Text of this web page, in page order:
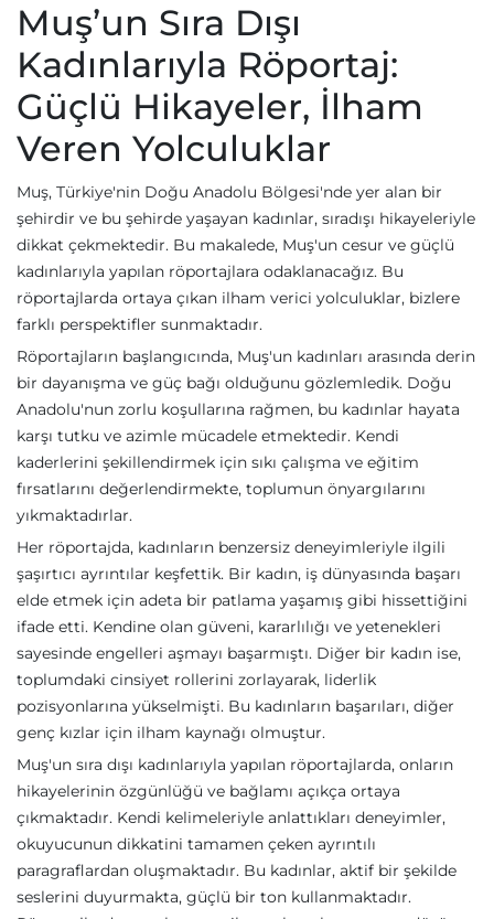
Muş’un Sıra Dışı
Kadınlarıyla Röportaj:
Güçlü Hikayeler, İlham
Veren Yolculuklar
Muş, Türkiye'nin Doğu Anadolu Bölgesi'nde yer alan bir
şehirdir ve bu şehirde yaşayan kadınlar, sıradışı hikayeleriyle
dikkat çekmektedir. Bu makalede, Muş'un cesur ve güçlü
kadınlarıyla yapılan röportajlara odaklanacağız. Bu
röportajlarda ortaya çıkan ilham verici yolculuklar, bizlere
farklı perspektifler sunmaktadır.
Röportajların başlangıcında, Muş'un kadınları arasında derin
bir dayanışma ve güç bağı olduğunu gözlemledik. Doğu
Anadolu'nun zorlu koşullarına rağmen, bu kadınlar hayata
karşı tutku ve azimle mücadele etmektedir. Kendi
kaderlerini şekillendirmek için sıkı çalışma ve eğitim
fırsatlarını değerlendirmekte, toplumun önyargılarını
yıkmaktadırlar.
Her röportajda, kadınların benzersiz deneyimleriyle ilgili
şaşırtıcı ayrıntılar keşfettik. Bir kadın, iş dünyasında başarı
elde etmek için adeta bir patlama yaşamış gibi hissettiğini
ifade etti. Kendine olan güveni, kararlılığı ve yetenekleri
sayesinde engelleri aşmayı başarmıştı. Diğer bir kadın ise,
toplumdaki cinsiyet rollerini zorlayarak, liderlik
pozisyonlarına yükselmişti. Bu kadınların başarıları, diğer
genç kızlar için ilham kaynağı olmuştur.
Muş'un sıra dışı kadınlarıyla yapılan röportajlarda, onların
hikayelerinin özgünlüğü ve bağlamı açıkça ortaya
çıkmaktadır. Kendi kelimeleriyle anlattıkları deneyimler,
okuyucunun dikkatini tamamen çeken ayrıntılı
paragraflardan oluşmaktadır. Bu kadınlar, aktif bir şekilde
seslerini duyurmakta, güçlü bir ton kullanmaktadır.